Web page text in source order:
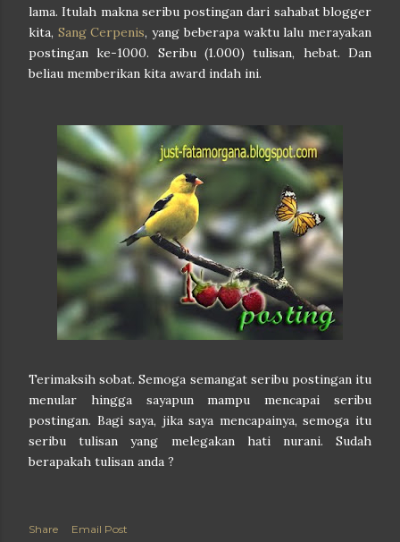
lama. Itulah makna seribu postingan dari sahabat blogger
kita, Sang Cerpenis, yang beberapa waktu lalu merayakan
postingan ke-1000. Seribu (1.000) tulisan, hebat. Dan
beliau memberikan kita award indah ini.
Terimaksih sobat. Semoga semangat seribu postingan itu
menular hingga sayapun mampu mencapai seribu
postingan. Bagi saya, jika saya mencapainya, semoga itu
seribu tulisan yang melegakan hati nurani. Sudah
berapakah tulisan anda ?
Share
Email Post